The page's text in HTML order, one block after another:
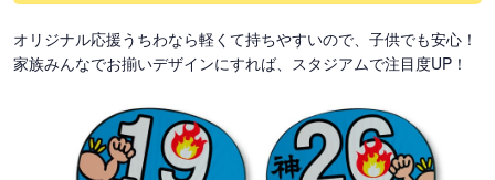
オリジナル応援うちわなら軽くて持ちやすいので、子供でも安心！
家族みんなでお揃いデザインにすれば、スタジアムで注目度UP！